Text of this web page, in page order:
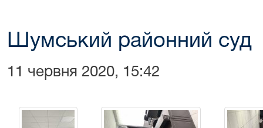
Шумський районний суд
11 червня 2020, 15:42